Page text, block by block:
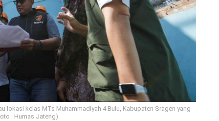
lokasi kelas MTs Muhammadiyah 4 Bulu, Kabupaten Sragen yang
: Humas Jateng).